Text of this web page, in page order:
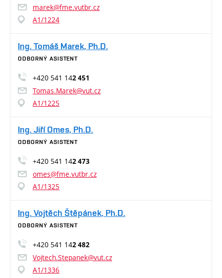
marek@fme.vutbr.cz
A1/1224
Ing. Tomáš Marek, Ph.D.
ODBORNÝ ASISTENT
+420 541 142 451
Tomas.Marek@vut.cz
A1/1225
Ing. Jiří Omes, Ph.D.
ODBORNÝ ASISTENT
+420 541 142 473
omes@fme.vutbr.cz
A1/1325
Ing. Vojtěch Štěpánek, Ph.D.
ODBORNÝ ASISTENT
+420 541 142 482
Vojtech.Stepanek@vut.cz
A1/1336